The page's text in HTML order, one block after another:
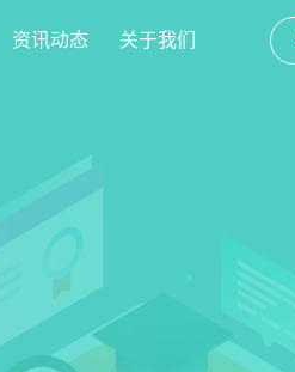
资讯动态 关于我们